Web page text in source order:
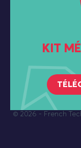
KIT
© 2026 - French